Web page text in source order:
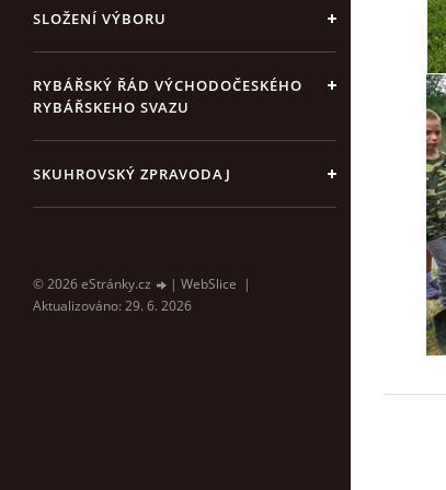
SLOŽENÍ VÝBORU
RYBÁŘSKÝ ŘÁD VÝCHODOČESKÉHO
RYBÁŘSKEHO SVAZU
SKUHROVSKÝ ZPRAVODAJ
© 2026 eStránky.cz | WebSlice |
Aktualizováno: 29. 6. 2026